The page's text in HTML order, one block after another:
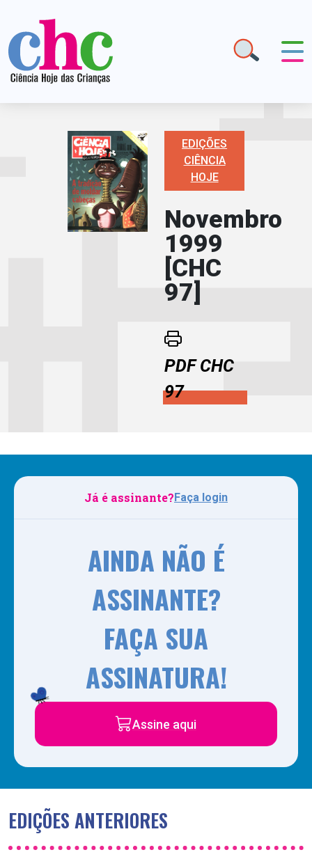
EDIÇÕES
CIÊNCIA
HOJE
Novembro
1999
[CHC
97]
PDF CHC
97
Já é assinante?Faça login
AINDA NÃO É
ASSINANTE?
FAÇA SUA
ASSINATURA!
Assine aqui
EDIÇÕES ANTERIORES